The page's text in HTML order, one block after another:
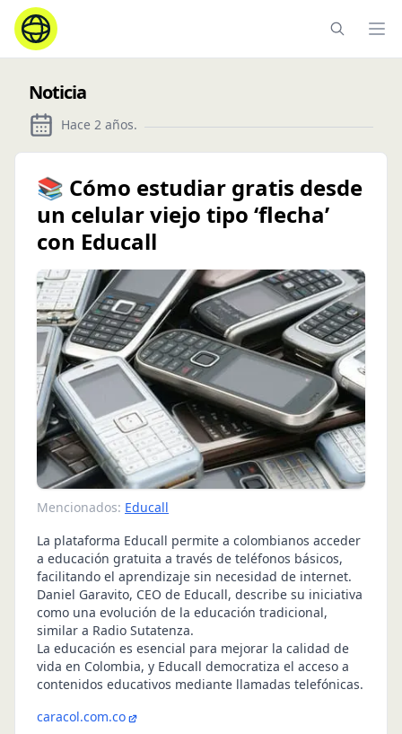
Noticia
Hace 2 años.
📚 Cómo estudiar gratis desde
un celular viejo tipo ‘flecha’
con Educall
Mencionados: Educall
La plataforma Educall permite a colombianos acceder
a educación gratuita a través de teléfonos básicos,
facilitando el aprendizaje sin necesidad de internet.
Daniel Garavito, CEO de Educall, describe su iniciativa
como una evolución de la educación tradicional,
similar a Radio Sutatenza.
La educación es esencial para mejorar la calidad de
vida en Colombia, y Educall democratiza el acceso a
contenidos educativos mediante llamadas telefónicas.
caracol.com.co